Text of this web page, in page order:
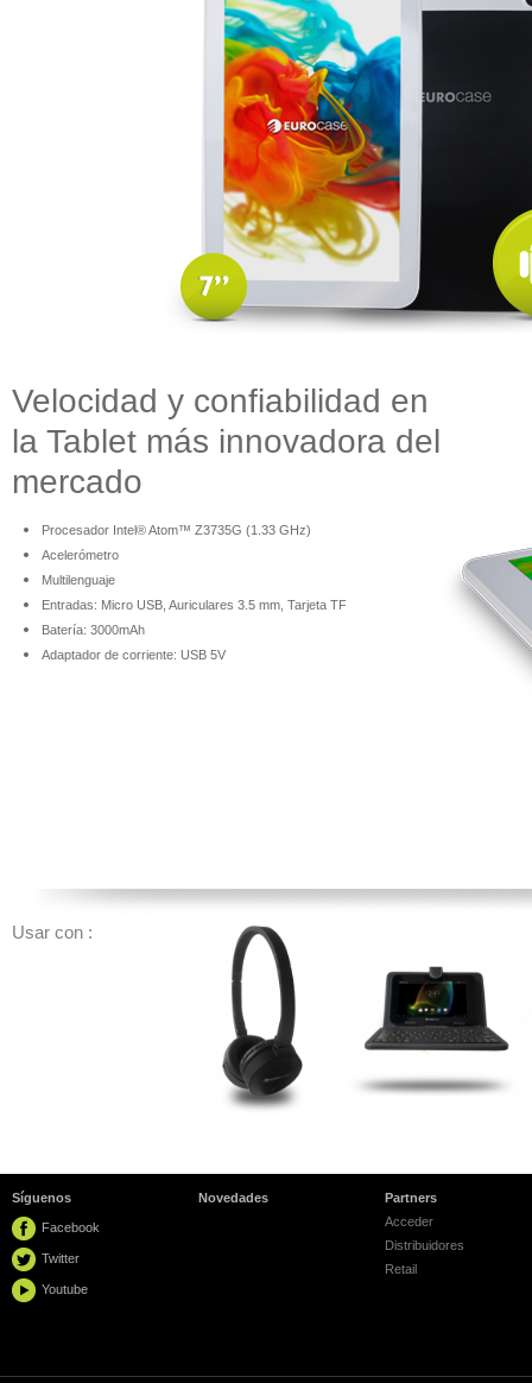
Velocidad y confiabilidad en
la Tablet más innovadora del
mercado
Procesador Intel® Atom™ Z3735G (1.33 GHz)
Acelerómetro
Multilenguaje
Entradas: Micro USB, Auriculares 3.5 mm, Tarjeta TF
Batería: 3000mAh
Adaptador de corriente: USB 5V
Usar con :
Síguenos
Facebook
Twitter
Youtube
Novedades
Partners
Acceder
Distribuidores
Retail